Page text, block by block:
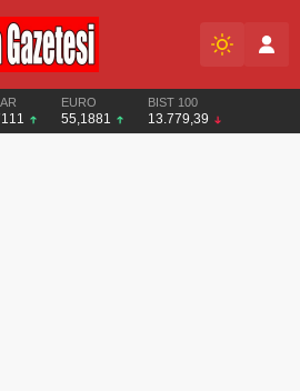
EURO
55,1881
BIST 100
13.779,39